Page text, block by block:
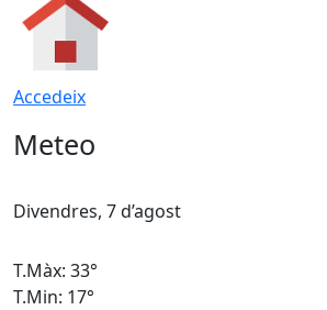
Accedeix
Meteo
Divendres, 7 d’agost
T.Màx: 33°
T.Min: 17°